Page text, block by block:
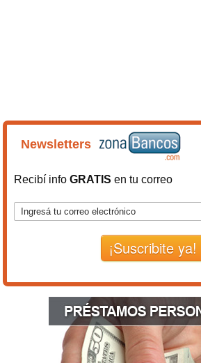
Newsletters
Recibí infoGRATIS en tu correo
¡Suscribite ya!